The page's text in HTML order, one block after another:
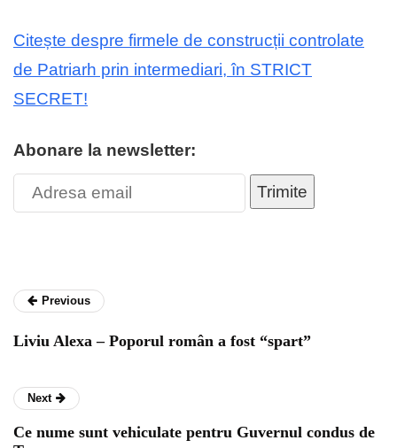
Citește despre firmele de construcții controlate
de Patriarh prin intermediari, în STRICT
SECRET!
Abonare la newsletter:
Trimite
Previous
Liviu Alexa – Poporul român a fost “spart”
Next
Ce nume sunt vehiculate pentru Guvernul condus de